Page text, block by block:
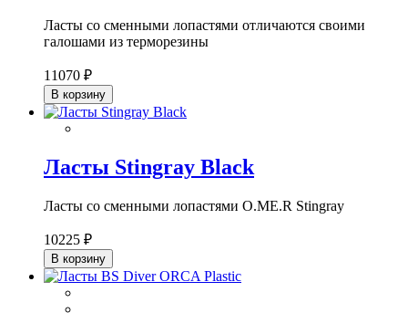
Ласты со сменными лопастями отличаются своими
галошами из терморезины
11070 ₽
В корзину
Ласты Stingray Black
Ласты со сменными лопастями O.ME.R Stingray
10225 ₽
В корзину